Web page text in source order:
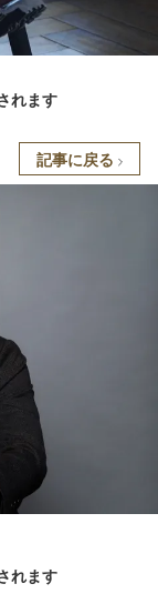
れます
記事に戻る
れます